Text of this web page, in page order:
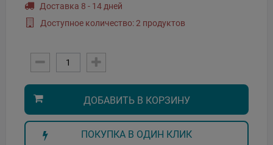
Доставка 8 - 14 дней
Доступное количество: 2 продуктов
ДОБАВИТЬ В КОРЗИНУ
ПОКУПКА В ОДИН КЛИК